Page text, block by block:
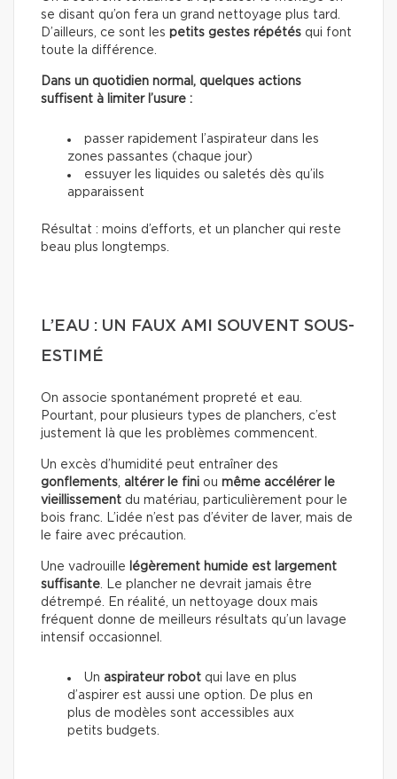
se disant qu’on fera un grand nettoyage plus tard.
D’ailleurs, ce sont les petits gestes répétés qui font
toute la différence.
Dans un quotidien normal, quelques actions
suffisent à limiter l’usure :
passer rapidement l’aspirateur dans les
zones passantes (chaque jour)
essuyer les liquides ou saletés dès qu’ils
apparaissent
Résultat : moins d’efforts, et un plancher qui reste
beau plus longtemps.
L’EAU : UN FAUX AMI SOUVENT SOUS-
ESTIMÉ
On associe spontanément propreté et eau.
Pourtant, pour plusieurs types de planchers, c’est
justement là que les problèmes commencent.
Un excès d’humidité peut entraîner des
gonflements altérer le fini ou même accélérer le
vieillissement du matériau, particulièrement pour le
bois franc. L’idée n’est pas d’éviter de laver, mais de
le faire avec précaution.
Une vadrouille
légèrement humide est largement
suffisante . Le plancher ne devrait jamais être
détrempé. En réalité, un nettoyage doux mais
fréquent donne de meilleurs résultats qu’un lavage
intensif occasionnel.
Un aspirateur robot qui lave en plus
d’aspirer est aussi une option. De plus en
plus de modèles sont accessibles aux
petits budgets.